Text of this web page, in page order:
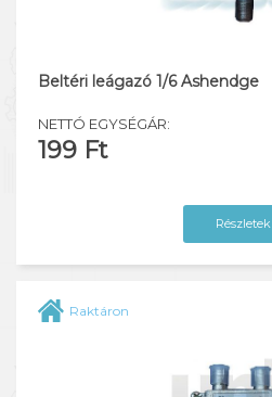
Kültéri TAP elosztók
Erősítők, tápok
Beltéri leágazó 1/6 Ashendge
NETTÓ EGYSÉGÁR:
199 Ft
Részletek
Raktáron